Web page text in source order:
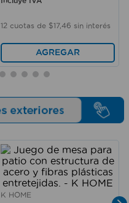
12 cuotas de $17,46 sin interés
AGREGAR
K HOME